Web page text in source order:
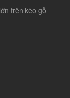
trên kèo gỗ